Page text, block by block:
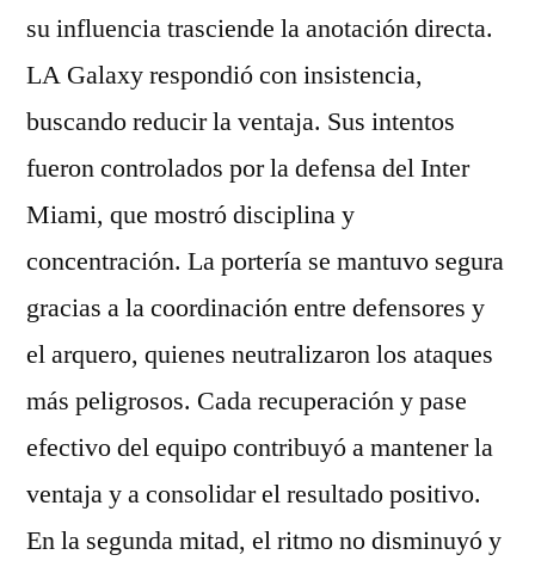
su influencia trasciende la anotación directa.
LA Galaxy respondió con insistencia,
buscando reducir la ventaja. Sus intentos
fueron controlados por la defensa del Inter
Miami, que mostró disciplina y
concentración. La portería se mantuvo segura
gracias a la coordinación entre defensores y
el arquero, quienes neutralizaron los ataques
más peligrosos. Cada recuperación y pase
efectivo del equipo contribuyó a mantener la
ventaja y a consolidar el resultado positivo.
En la segunda mitad, el ritmo no disminuyó y